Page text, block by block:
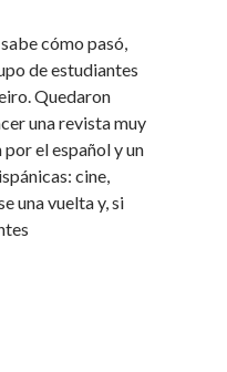
cómo pasó,
de estudiantes
Quedaron
una revista muy
el español y un
cine,
una vuelta y, si